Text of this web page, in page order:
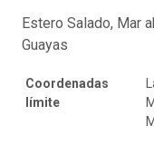
Estero Salado, Mar
Guayas
Coordenadas
límite